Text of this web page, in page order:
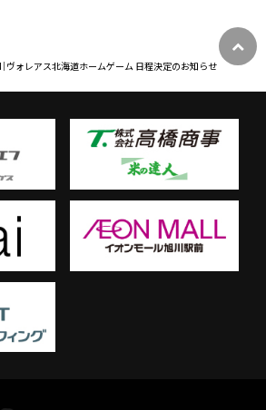
ヴォレアス北海道ホームゲーム 日程決定のお知らせ